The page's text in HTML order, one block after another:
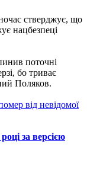
стверджує, що
нацбезпеці
поточні
бо триває
Поляков.
від невідомої
за версією